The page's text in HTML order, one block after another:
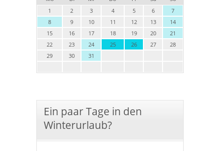
1
2 3 4 5 6
7
8
9 10 11 12 13
14
15
16 17 18 19 20
21
22
23 24 25 26 27
28
29
30 31
Ein paar Tage in den
Winterurlaub?